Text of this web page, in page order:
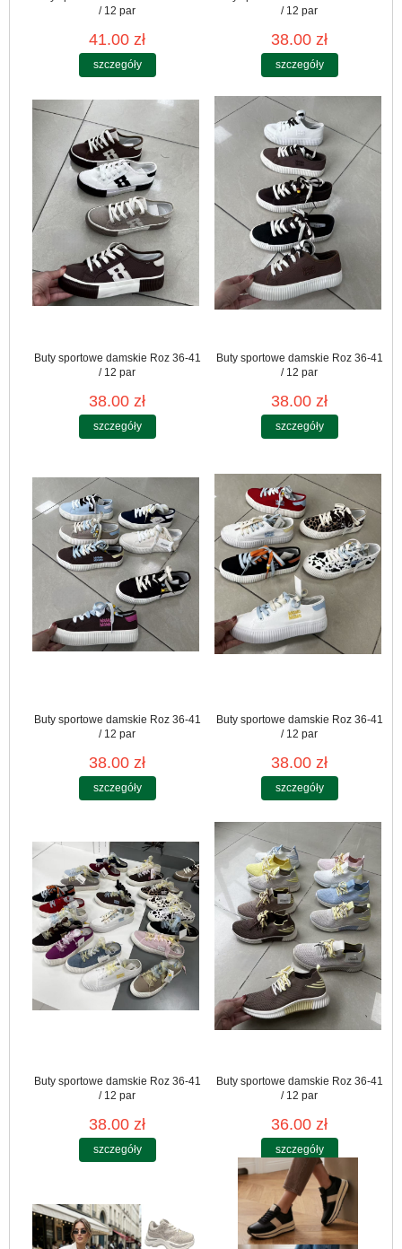
/ 12 par
41.00 zł
szczegóły
/ 12 par
38.00 zł
szczegóły
Buty sportowe damskie Roz 36-41
/ 12 par
38.00 zł
szczegóły
Buty sportowe damskie Roz 36-41
/ 12 par
38.00 zł
szczegóły
Buty sportowe damskie Roz 36-41
/ 12 par
38.00 zł
szczegóły
Buty sportowe damskie Roz 36-41
/ 12 par
38.00 zł
szczegóły
Buty sportowe damskie Roz 36-41
/ 12 par
38.00 zł
szczegóły
Buty sportowe damskie Roz 36-41
/ 12 par
36.00 zł
szczegóły